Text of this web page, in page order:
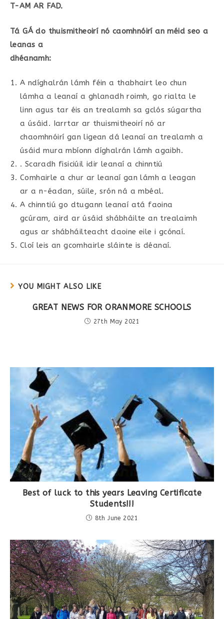
T-AM AR FAD.
Tá GÁ do thuismitheoirí nó caomhnóirí an méid seo a
leanas a
dhéanamh:
A ndíghalrán lámh féin a thabhairt leo chun
lámha a leanaí a ghlanadh roimh, go rialta le
linn agus tar éis an trealamh sa gclós súgartha
a úsáid. Iarrtar ar thuismitheoirí nó ar
chaomhnóirí gan ligean dá leanaí an trealamh a
úsáid mura mbíonn díghalrán lámh agaibh.
. Scaradh fisiciúil idir leanaí a chinntiú
Comhairle a chur ar leanaí gan lámh a leagan
ar a n-éadan, súile, srón ná a mbéal.
A chinntiú go dtugann leanaí atá faoina
gcúram, aird ar úsáid shábháilte an trealaimh
agus ar shábháilteacht daoine eile i gcónaí.
Cloí leis an gcomhairle sláinte is déanaí.
YOU MIGHT ALSO LIKE
GREAT NEWS FOR ORANMORE SCHOOLS
27th May 2021
Best of luck to this years Leaving Certificate
Students!!!
8th June 2021